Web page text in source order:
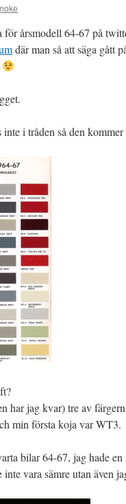
årsmodell 64-67 på
där man så att säga gått
i tråden så den kommer
har jag kvar) tre av
min första koja var WT3.
bilar 64-67, jag hade
vara sämre utan även